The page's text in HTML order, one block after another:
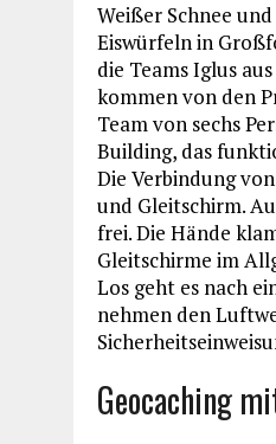
Weißer Schnee
Eiswürfeln in
die Teams Iglus
kommen von den
Team von sechs
Building, das
Die Verbindung
und Gleitschirm.
frei. Die Hände
Gleitschirme im
Los geht es nach
nehmen den
Geocaching